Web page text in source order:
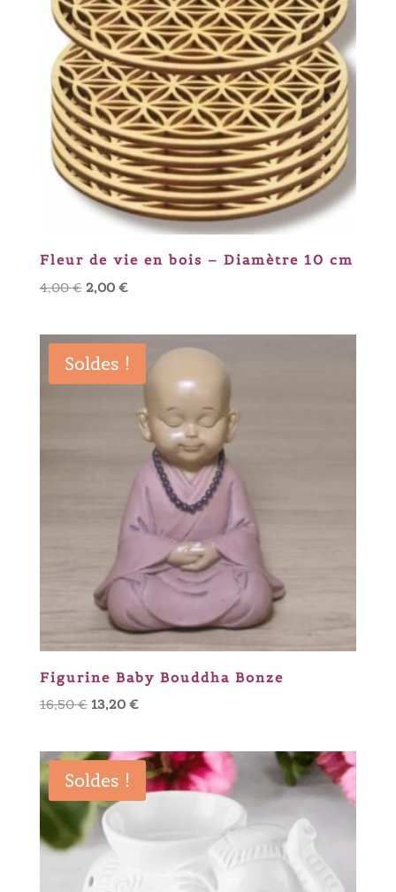
Fleur de vie en bois – Diamètre 10 cm
4,00€ Le
était :
4,00 €.
2,00 €Le
est :
2,00 €.
Soldes !
Figurine Baby Bouddha Bonze
16,50€ Le
était :
16,50 €.
13,20 €Le
est :
13,20 €.
Soldes !